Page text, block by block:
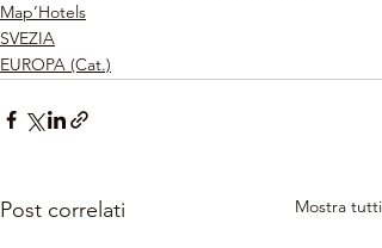
Map’Hotels
SVEZIA
EUROPA (Cat.)
Post correlati Mostra tutti